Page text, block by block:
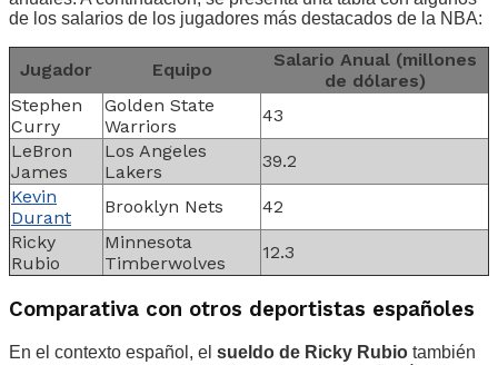
de los salarios de los jugadores más destacados de la NBA:
Jugador Equipo
Salario Anual (millones
de dólares)
Stephen
Curry
Golden State
Warriors
43
LeBron
James
Los Angeles
Lakers
39.2
Kevin
Durant
Brooklyn Nets
42
Ricky
Rubio
Minnesota
Timberwolves
12.3
Comparativa con otros deportistas españoles
En el contexto español, el sueldo de Ricky Rubio también